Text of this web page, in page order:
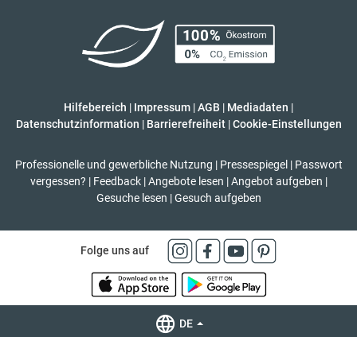
Hilfebereich | Impressum |AGB | Mediadaten |
Datenschutzinformation | Barrierefreiheit | Cookie-Einstellungen
Professionelle und gewerbliche Nutzung | Pressespiegel | Passwort
vergessen? | Feedback | Angebote lesen | Angebot aufgeben |
Gesuche lesen | Gesuch aufgeben
Folge uns auf
DE